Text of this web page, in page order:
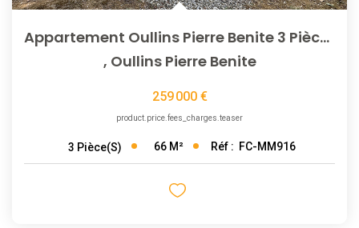
RECOMMANDATIONS
EXTRANET
Appartement Oullins Pierre Benite 3 Pièce(s) 65 M2
, Oullins Pierre Benite
259 000 €
product.price.fees_charges.teaser
3 Pièce(s) 66 M² Réf : FC-MM916